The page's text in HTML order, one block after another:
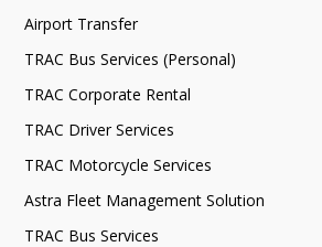
Airport Transfer
TRAC Bus Services (Personal)
TRAC Corporate Rental
TRAC Driver Services
TRAC Motorcycle Services
Astra Fleet Management Solution
TRAC Bus Services